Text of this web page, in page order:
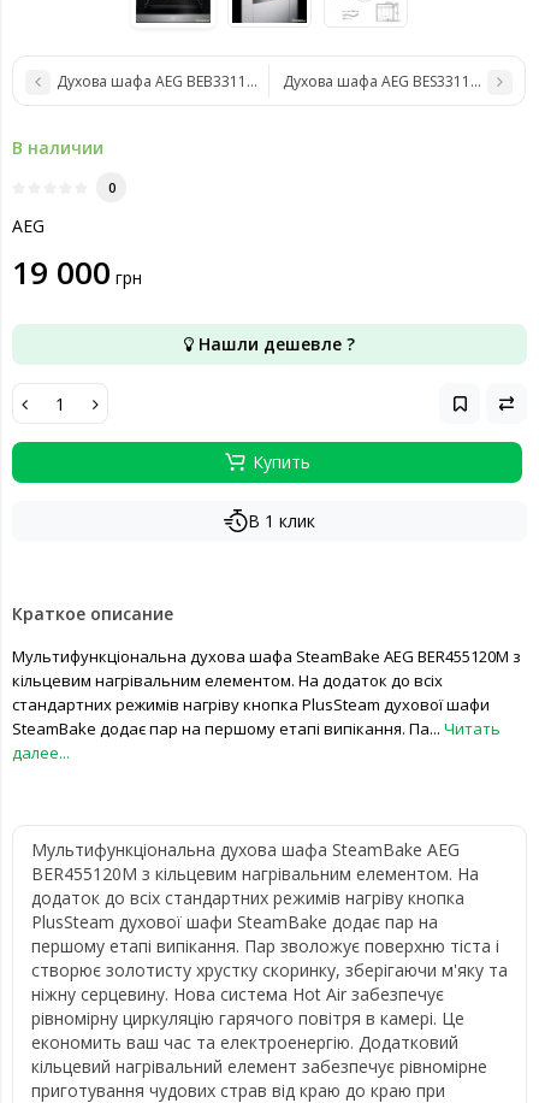
Духова шафа AEG BEB331110M Духова шафа AEG BES331110M
В наличии
0
AEG
19 000 грн
Нашли дешевле ?
Купить
В 1 клик
Краткое описание
Мультифункціональна духова шафа SteamBake AEG BER455120M з
кільцевим нагрівальним елементом. На додаток до всіх
стандартних режимів нагріву кнопка PlusSteam духової шафи
SteamBake додає пар на першому етапі випікання. Па... Читать
далее...
Мультифункціональна духова шафа SteamBake AEG
BER455120M з кільцевим нагрівальним елементом. На
додаток до всіх стандартних режимів нагріву кнопка
PlusSteam духової шафи SteamBake додає пар на
першому етапі випікання. Пар зволожує поверхню тіста і
створює золотисту хрустку скоринку, зберігаючи м'яку та
ніжну серцевину. Нова система Hot Air забезпечує
рівномірну циркуляцію гарячого повітря в камері. Це
економить ваш час та електроенергію. Додатковий
кільцевий нагрівальний елемент забезпечує рівномірне
приготування чудових страв від краю до краю при